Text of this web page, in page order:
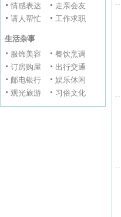
情感表达
走亲会友
请人帮忙
工作求职
生活杂事
服饰美容
餐饮烹调
订房购屋
出行交通
邮电银行
娱乐休闲
观光旅游
习俗文化